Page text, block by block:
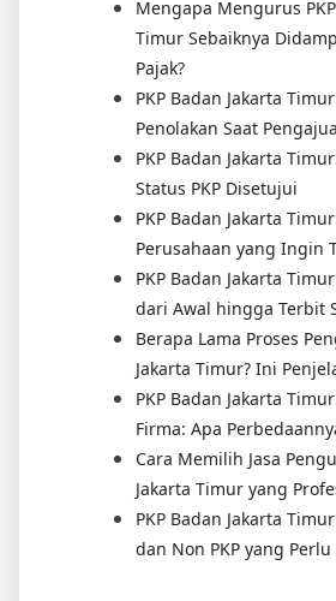
Mengapa Mengurus
Timur Sebaiknya
Pajak?
PKP Badan Jakarta
Penolakan Saat
PKP Badan Jakarta
Status PKP Disetujui
PKP Badan Jakarta
Perusahaan yang Ingin
PKP Badan Jakarta
dari Awal hingga Terbit
Berapa Lama Proses
Jakarta Timur? Ini
PKP Badan Jakarta
Firma: Apa
Cara Memilih Jasa
Jakarta Timur yang
PKP Badan Jakarta
dan Non PKP yang